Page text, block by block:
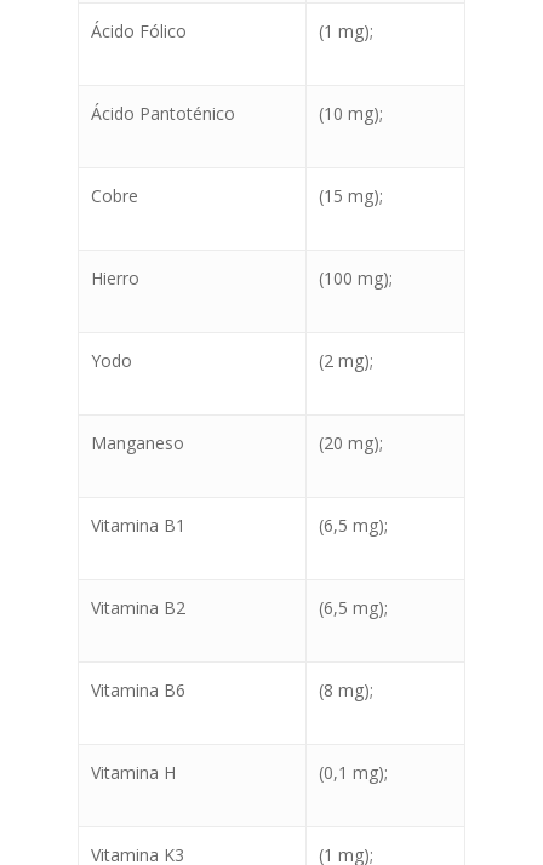
Ácido Fólico (1 mg);
Ácido Pantoténico (10 mg);
Cobre (15 mg);
Hierro (100 mg);
Yodo (2 mg);
Manganeso (20 mg);
Vitamina B1 (6,5 mg);
Vitamina B2 (6,5 mg);
Vitamina B6 (8 mg);
Vitamina H (0,1 mg);
Vitamina K3 (1 mg);
Perros
Blog
Donde comprar
info@sadenir.com.uy